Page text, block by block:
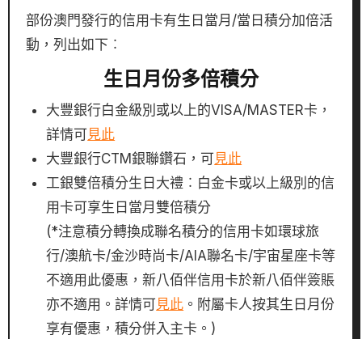
部份澳門發行的信用卡有生日當月/當日積分加倍活
動，列出如下︰
生日月份多倍積分
大豐銀行白金級別或以上的VISA/MASTER卡，
詳情可 見此
大豐銀行CTM銀聯鑽石，可 見此
工銀雙倍積分生日大禮︰白金卡或以上級別的信
用卡可享生日當月雙倍積分
(*注意積分轉換成聯名積分的信用卡如環球旅
行/澳航卡/金沙時尚卡/AIA聯名卡/宇宙星座卡等
不適用此優惠，新八佰伴信用卡於新八佰伴簽賬
亦不適用。詳情可 見此 。附屬卡人按其生日月份
享有優惠，積分併入主卡。)